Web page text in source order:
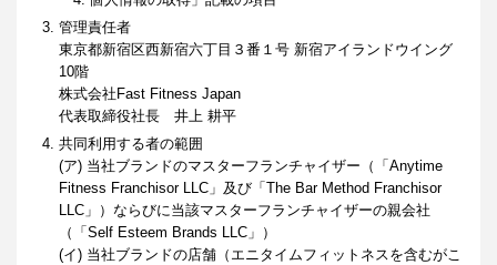
管理責任者
東京都新宿区西新宿六丁目３番１号 新宿アイランドウイング
10階
株式会社Fast Fitness Japan
代表取締役社長 井上 耕平
共同利用する者の範囲
(ア) 当社ブランドのマスターフランチャイザー（「Anytime
Fitness Franchisor LLC」及び「The Bar Method Franchisor
LLC」）ならびに当該マスターフランチャイザーの親会社
（「Self Esteem Brands LLC」）
(イ) 当社ブランドの店舗（エニタイムフィットネスを含むがこ